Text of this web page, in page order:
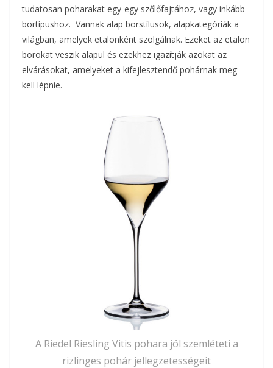
tudatosan poharakat egy-egy szőlőfajtához, vagy inkább
bortípushoz. Vannak alap borstílusok, alapkategóriák a
világban, amelyek etalonként szolgálnak. Ezeket az etalon
borokat veszik alapul és ezekhez igazítják azokat az
elvárásokat, amelyeket a kifejlesztendő pohárnak meg
kell lépnie.
A Riedel Riesling Vitis pohara jól szemléteti a
rizlinges pohár jellegzetességeit